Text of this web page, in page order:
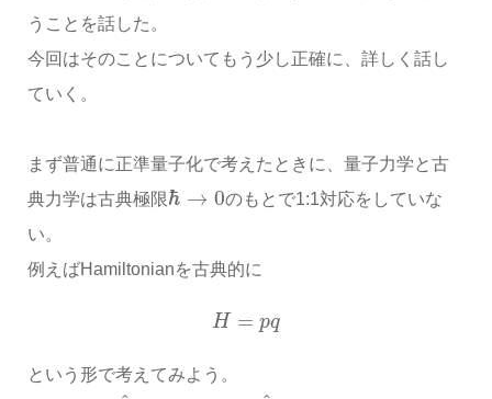
うことを話した。
今回はそのことについてもう少し正確に、詳しく話し
ていく。
まず普通に正準量子化で考えたときに、量子力学と古
典力学は古典極限ℏ → 0のもとで1:1対応をしていな
い。
例えばHamiltonianを古典的に
H = pq
という形で考えてみよう。